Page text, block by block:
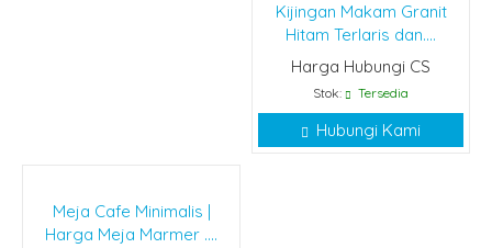
Kijingan Makam Granit
Hitam Terlaris dan....
Harga Hubungi CS
Stok: Tersedia
Hubungi Kami
Meja Cafe Minimalis |
Harga Meja Marmer ....